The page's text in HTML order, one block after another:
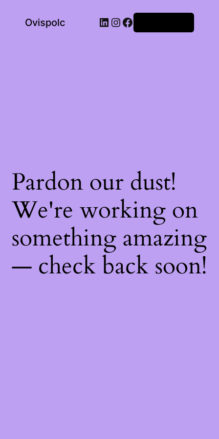
Ovispolc LinkedIn
Instagram
Facebook
Pardon our dust!
We're working on
something amazing
— check back soon!